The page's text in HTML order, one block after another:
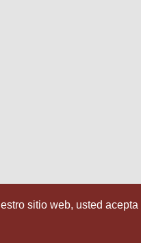
sitio web, usted